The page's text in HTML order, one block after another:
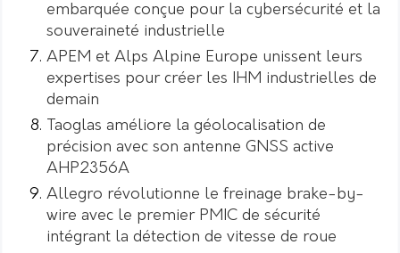
embarquée conçue pour la cybersécurité et la
souveraineté industrielle
APEM et Alps Alpine Europe unissent leurs
expertises pour créer les IHM industrielles de
demain
Taoglas améliore la géolocalisation de
précision avec son antenne GNSS active
AHP2356A
Allegro révolutionne le freinage brake-by-
wire avec le premier PMIC de sécurité
intégrant la détection de vitesse de roue